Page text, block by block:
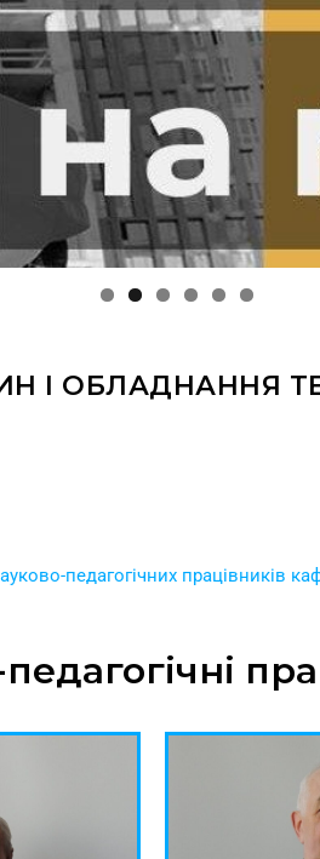
І ОБЛАДНАННЯ
педагогічних працівників